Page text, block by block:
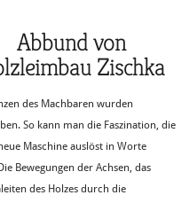
Abbund von
Zischka
des Machbaren wurden
So kann man die Faszination, die
Maschine auslöst in Worte
Bewegungen der Achsen, das
des Holzes durch die